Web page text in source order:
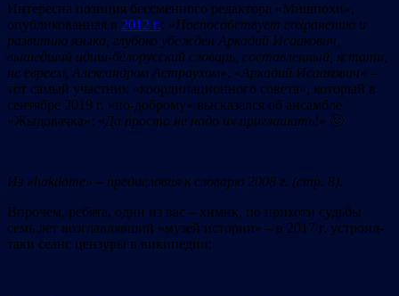
Интересна позиция бессменного редактора «Мишпохи»,
опубликованная в 2012 г.: «Поспособствует сохранению и
развитию языка, глубоко убежден Аркадий Исаакович,
вышедший идиш-белорусский словарь, составленный, кстати,
не евреем, Александром Астраухом». «Аркадий Исаакович» –
тот самый участник «координационного совета», который в
сентябре 2019 г. «по-доброму» высказался об ансамбле
«Жыдовачка»: «Да просто не надо их приглашать!» 🙂
Из «hakdome» – предисловия к словарю 2008 г. (стр. 8).
Впрочем, ребята, один из вас – химик, по прихоти судьбы
семь лет возглавлявший «музей истории» – в 2017 г. устроил-
таки сеанс цензуры в википедии: